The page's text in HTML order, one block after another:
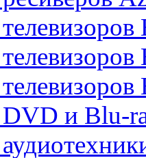
DVD и Blu-